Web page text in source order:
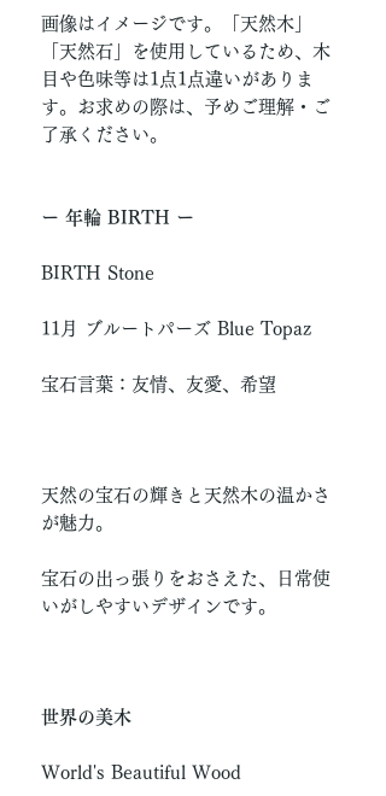
画像はイメージです。「天然木」
「天然石」を使用しているため、木
目や色味等は1点1点違いがありま
す。お求めの際は、予めご理解・ご
了承ください。
ー 年輪 BIRTH ー
BIRTH Stone
11月 ブルートパーズ Blue Topaz
宝石言葉：友情、友愛、希望
天然の宝石の輝きと天然木の温かさ
が魅力。
宝石の出っ張りをおさえた、日常使
いがしやすいデザインです。
世界の美木
World's Beautiful Wood